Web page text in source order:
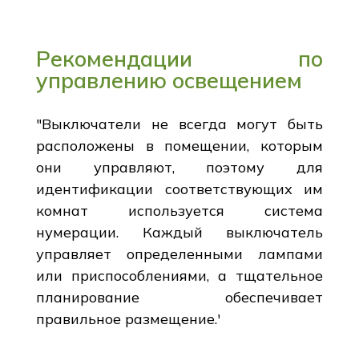
Рекомендации по
управлению освещением
"Выключатели не всегда могут быть
расположены в помещении, которым
они управляют, поэтому для
идентификации соответствующих им
комнат используется система
нумерации. Каждый выключатель
управляет определенными лампами
или приспособлениями, а тщательное
планирование обеспечивает
правильное размещение.'